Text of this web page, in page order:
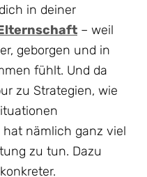
in deiner
– weil
geborgen und in
fühlt. Und da
zu Strategien, wie
nämlich ganz viel
zu tun. Dazu